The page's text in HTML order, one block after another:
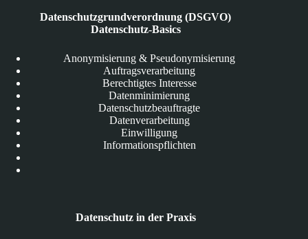
Datenschutzgrundverordnung (DSGVO)
Datenschutz-Basics
Anonymisierung & Pseudonymisierung
Auftragsverarbeitung
Berechtigtes Interesse
Datenminimierung
Datenschutzbeauftragte
Datenverarbeitung
Einwilligung
Informationspflichten
Datenschutz in der Praxis